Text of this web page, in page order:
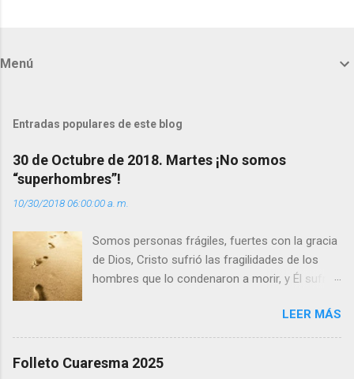
t
r
i
o
s
Menú
Entradas populares de este blog
30 de Octubre de 2018. Martes ¡No somos
“superhombres”!
10/30/2018 06:00:00 a. m.
Somos personas frágiles, fuertes con la gracia
de Dios, Cristo sufrió las fragilidades de los
hombres que lo condenaron a morir, y Él sufrió
enseña Jesucristo? Que, si seguimos sus
huellas, sin ser superhombres, podemos
afrontar las adversidades con la fuerza y la luz
LEER MÁS
Folleto Cuaresma 2025